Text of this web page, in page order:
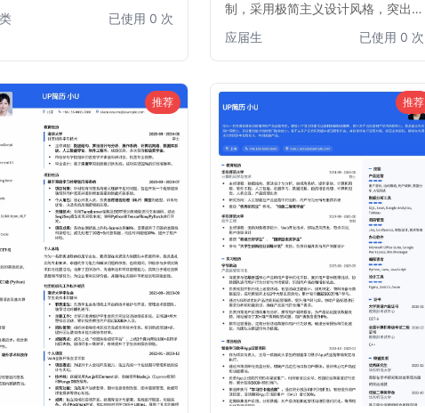
颖独特，排版灵活，能够有效
巧。适用于各类销售职位，帮
众多求职者中脱颖而出，获得
销售机会。
已使用 0 次
制，采用极简主义设计风格，突出教
你清晰展现个人优势和发展潜力。无
论是校招还是社招，都能助你脱颖而
出，快速获得面试机会。
应届生 已使用 0 次
推荐 推荐